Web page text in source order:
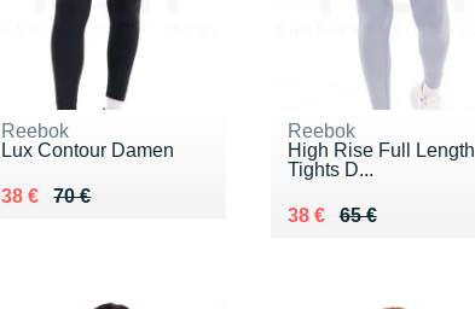
Reebok
Lux Contour Damen
70 €
Au lieu de 70 €
38 €
Vendu 38 €
Reebok
High Rise Full Length
Tights D...
65 €
Au lieu de 65 €
38 €
Vendu 38 €